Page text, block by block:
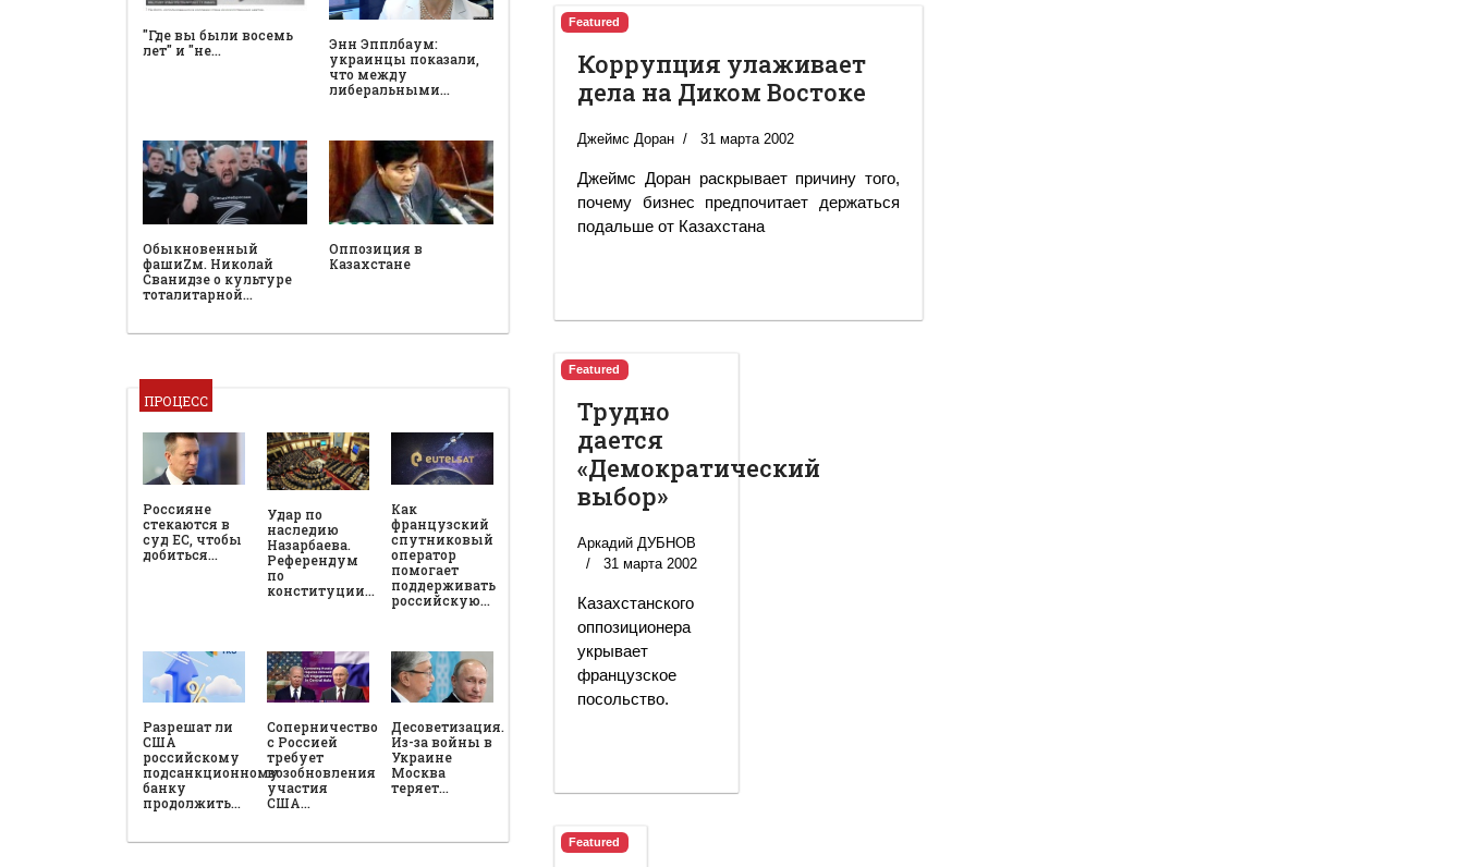
"Где вы были восемь
лет" и "не…
Энн Эпплбаум:
украинцы показали,
что между
либеральными…
Обыкновенный
фашиZм. Николай
Сванидзе о культуре
тоталитарной…
Оппозиция в
Казахстане
ПРОЦЕСС
Россияне
стекаются в
суд ЕС, чтобы
добиться…
Удар по
наследию
Назарбаева.
Референдум
по
конституции…
Как
французский
спутниковый
оператор
помогает
поддерживать
российскую…
Разрешат ли
США
российскому
подсанкционному
банку
продолжить…
Соперничество
с Россией
требует
возобновления
участия
США…
Десоветизация.
Из-за войны в
Украине
Москва
теряет…
Featured
Коррупция улаживает
дела на Диком Востоке
Джеймс Доран 31 марта 2002
Джеймс Доран раскрывает причину того,
почему бизнес предпочитает держаться
подальше от Казахстана
Featured
Трудно
дается
«Демократический
выбор»
Аркадий ДУБНОВ
31 марта 2002
Казахстанского
оппозиционера
укрывает
французское
посольство.
Featured